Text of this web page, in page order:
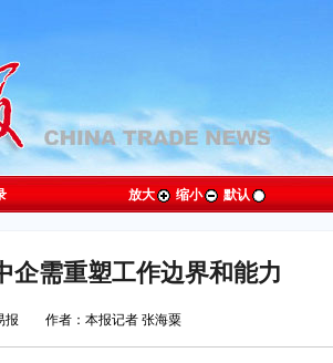
放大 缩小 默认
企需重塑工作边界和能力
报 作者：本报记者 张海粟